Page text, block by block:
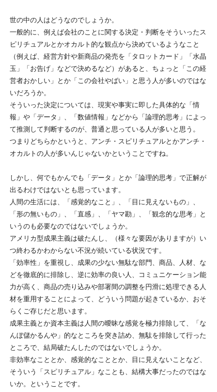
世の中の人はどうなのでしょうか。
一般的に、例えば会社のことに関する決定・判断をそういったス
ピリチュアルとかオカルト的な観点から決めているようなこと
（例えば、経営方針や新商品の発売を「タロットカード」「水晶
玉」「お告げ」などで決めるなど）があると、ちょっと「この経
営者おかしい」とか「この会社やばい」と思う人が多いのではな
いだろうか。
そういった決定については、現実や事実に即した具体的な「情
報」や「データ」、「数値情報」などから「論理的思考」によっ
て推測して判断するのが、普通と思っている人が多いと思う。
つまりどちらかというと、アンチ・スピリチュアルとかアンチ・
オカルトの人が多いんじゃないかということですね。
しかし、何でもかんでも「データ」とか「論理的思考」で正解が
出るわけではないとも思っています。
人間の生活には、「感覚的なこと」、「目に見えないもの」、
「形の無いもの」、「直感」、「ヤマ勘」、「観念的な思考」と
いうのも必要なのではないでしょうか。
アメリカ型成果主義は破たんし、（様々な要因がありますが）い
つ終わるかわからない不況が続いている状況です。
「効率性」を重視し、成果の少ない無駄な部門、商品、人材、な
どを徹底的に排除し、逆に効率の良い人、コミュニケーション能
力が高く、商品の売り込みや部署間の調整を円滑に処理できる人
材を重用することによって、どういう問題が起きているか、おそ
らくご存じだと思います。
成果主義とか資本主義は人間の曖昧な感覚を極力排除して、「な
んぼ儲かるんや」的なところを突き詰め、無駄を排除して行った
ところで、結局破たんしたのではないでしょうか。
非効率なこととか、感覚的なこととか、目に見えないことなど、
そういう「スピリチュアル」なことも、結構大事だったのではな
いか。ということです。